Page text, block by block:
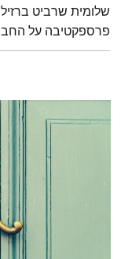
תמצית
שלומית שרביט
פרספקטיבה על